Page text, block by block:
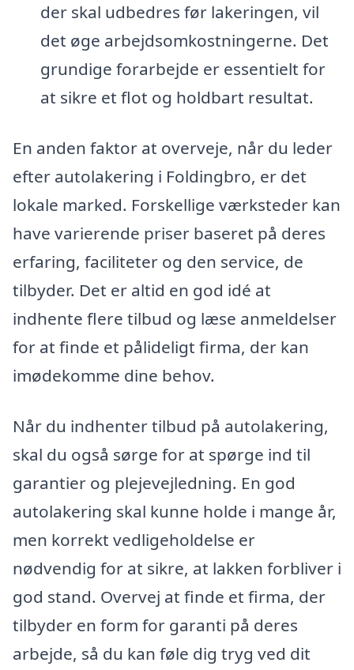
der skal udbedres før lakeringen, vil
det øge arbejdsomkostningerne. Det
grundige forarbejde er essentielt for
at sikre et flot og holdbart resultat.
En anden faktor at overveje, når du leder
efter autolakering i Foldingbro, er det
lokale marked. Forskellige værksteder kan
have varierende priser baseret på deres
erfaring, faciliteter og den service, de
tilbyder. Det er altid en god idé at
indhente flere tilbud og læse anmeldelser
for at finde et pålideligt firma, der kan
imødekomme dine behov.
Når du indhenter tilbud på autolakering,
skal du også sørge for at spørge ind til
garantier og plejevejledning. En god
autolakering skal kunne holde i mange år,
men korrekt vedligeholdelse er
nødvendig for at sikre, at lakken forbliver i
god stand. Overvej at finde et firma, der
tilbyder en form for garanti på deres
arbejde, så du kan føle dig tryg ved dit